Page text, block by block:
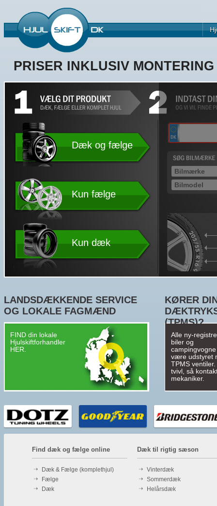
PRISER INKLUSIV
Dæk og fælge
Kun fælge
Kun dæk
LANDSDÆKKENDE SERVICE
OG LOKALE FAGMÆND
FIND din lokale
Hjulskiftforhandler
HER.
KØRER
(TPMS)?
Alle ny-
biler og
campingvogne
være udstyret
TPMS
tvivl, så
mekaniker.
Find dæk og fælge online
Dæk & Fælge (komplethjul)
Fælge
Dæk
Dæk til rigtig sæson
Vinterdæk
Sommerdæk
Helårsdæk